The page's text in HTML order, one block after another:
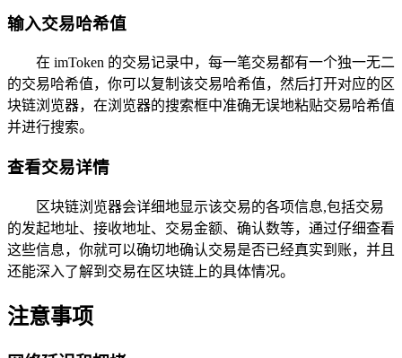
输入交易哈希值
在 imToken 的交易记录中，每一笔交易都有一个独一无二
的交易哈希值，你可以复制该交易哈希值，然后打开对应的区
块链浏览器，在浏览器的搜索框中准确无误地粘贴交易哈希值
并进行搜索。
查看交易详情
区块链浏览器会详细地显示该交易的各项信息,包括交易
的发起地址、接收地址、交易金额、确认数等，通过仔细查看
这些信息，你就可以确切地确认交易是否已经真实到账，并且
还能深入了解到交易在区块链上的具体情况。
注意事项